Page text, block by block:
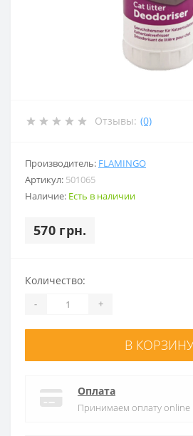
Отзывы: (0)
Производитель: FLAMINGO
Артикул: 501065
Наличие: Есть в наличии
570 грн.
Количество:
- +
В
Оплата
Принимаем оплату online